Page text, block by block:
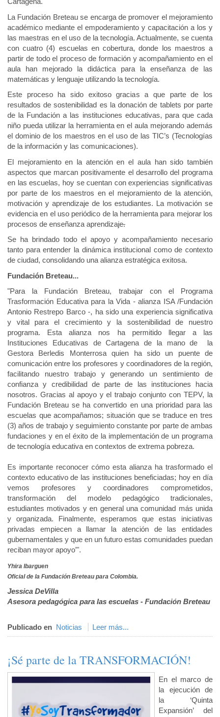
La Fundación Breteau se encarga de promover el mejoramiento
académico mediante el empoderamiento y capacitación a los y
las maestras en el uso de la tecnología. Actualmente, se cuenta
con cuatro (4) escuelas en cobertura, donde los maestros a
partir de todo el proceso de formación y acompañamiento en el
aula han mejorado la didáctica para la enseñanza de las
matemáticas y lenguaje utilizando la tecnología.
Este proceso ha sido exitoso gracias a que parte de los
resultados de sostenibilidad es la donación de tablets por parte
de la Fundación a las instituciones educativas, para que cada
niño pueda utilizar la herramienta en el aula mejorando además
el dominio de los maestros en el uso de las TIC’s (Tecnologías
de la información y las comunicaciones).
El mejoramiento en la atención en el aula han sido también
aspectos que marcan positivamente el desarrollo del programa
en las escuelas, hoy se cuentan con experiencias significativas
por parte de los maestros en el mejoramiento de la atención,
motivación y aprendizaje de los estudiantes. La motivación se
evidencia en el uso periódico de la herramienta para mejorar los
procesos de enseñanza aprendizaje.
Se ha brindado todo el apoyo y acompañamiento necesario
tanto para entender la dinámica institucional como de contexto
de ciudad, consolidando una alianza estratégica exitosa.
Fundación Breteau...
"Para la Fundación Breteau, trabajar con el Programa
Trasformación Educativa para la Vida - alianza ISA /Fundación
Antonio Restrepo Barco -, ha sido una experiencia significativa
y vital para el crecimiento y la sostenibilidad de nuestro
programa. Esta alianza nos ha permitido llegar a las
Instituciones Educativas de Cartagena de la mano de la
Gestora Berledis Monterrosa quien ha sido un puente de
comunicación entre los profesores y coordinadores de la región,
facilitando nuestro trabajo y generando un sentimiento de
confianza y credibilidad de parte de las instituciones hacia
nosotros. Gracias al apoyo y el trabajo conjunto con TEPV, la
Fundación Breteau se ha convertido en una prioridad para las
escuelas que acompañamos; situación que se traduce en tres
(3) años de trabajo y seguimiento constante por parte de ambas
fundaciones y en el éxito de la implementación de un programa
de tecnología educativa en contextos de extrema pobreza.
Es importante reconocer cómo esta alianza ha trasformado el
contexto educativo de las instituciones beneficiadas; hoy en día
vemos profesores y coordinadores comprometidos,
transformación del modelo pedagógico tradicionales,
estudiantes motivados y en general una comunidad más unida
y organizada. Finalmente, esperamos que estas iniciativas
privadas empiecen a llamar la atención de las entidades
gubernamentales y que en un futuro estas comunidades puedan
reciban mayor apoyo’".
Yhira Ibarguen
Oficial de la Fundación Breteau para Colombia.
Jessica DeVilla
Asesora pedagógica para las escuelas - Fundación Breteau
Publicado en Noticias Leer más...
¡Sé parte de la TRANSFORMACIÓN!
En el marco de
la ejecución de
la ‘Quinta
Expansión’ del